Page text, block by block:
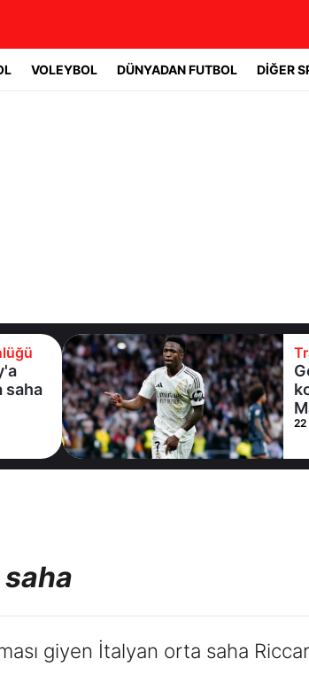
VOLEYBOL DÜNYADAN FUTBOL DİĞER
saha
22
giyen İtalyan orta saha